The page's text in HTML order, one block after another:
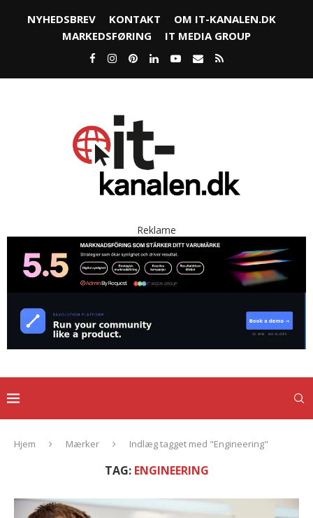
NYHEDSBREV KONTAKT
OM IT-KANALEN.DK
MARKEDSFØRING
IT MEDIA GROUP
Reklame
Hjem Mærker Indlæg tagget med "Engineering"
TAG: ENGINEERING